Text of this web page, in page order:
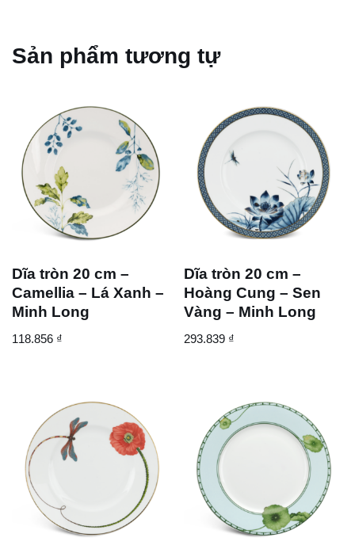
Sản phẩm tương tự
Dĩa tròn 20 cm –
Camellia – Lá Xanh –
Minh Long
118.856 ₫
Dĩa tròn 20 cm –
Hoàng Cung – Sen
Vàng – Minh Long
293.839 ₫